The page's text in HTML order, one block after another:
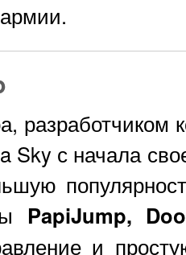
разработчиком
Sky с начала
PapiJump,
и